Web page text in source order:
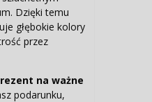
Dzięki temu
głębokie kolory
przez
na ważne
podarunku,